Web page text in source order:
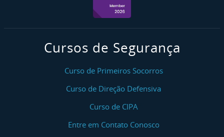
Cursos de Segurança
Curso de Primeiros Socorros
Curso de Direção Defensiva
Curso de CIPA
Entre em Contato Conosco